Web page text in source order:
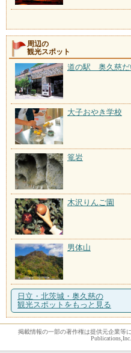
周辺の
観光スポット
道の駅 奥久慈だ
大子おやき学校
篭岩
木沢りんご園
男体山
日立・北茨城・奥久慈の
観光スポットをもっと見る
掲載情報の一部の著作権は提供元企業等